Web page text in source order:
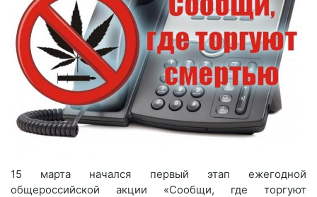
15 марта начался первый этап ежегодной
общероссийской акции «Сообщи, где торгуют